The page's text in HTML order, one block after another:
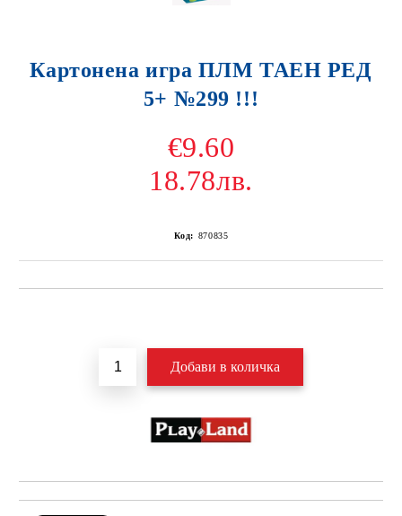
Картонена игра ПЛМ ТАЕН РЕД
5+ №299 !!!
€9.60
18.78лв.
Код: 870835